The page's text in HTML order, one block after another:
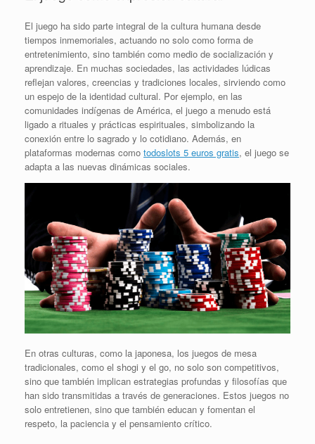
El juego ha sido parte integral de la cultura humana desde
tiempos inmemoriales, actuando no solo como forma de
entretenimiento, sino también como medio de socialización y
aprendizaje. En muchas sociedades, las actividades lúdicas
reflejan valores, creencias y tradiciones locales, sirviendo como
un espejo de la identidad cultural. Por ejemplo, en las
comunidades indígenas de América, el juego a menudo está
ligado a rituales y prácticas espirituales, simbolizando la
conexión entre lo sagrado y lo cotidiano. Además, en
plataformas modernas como todoslots 5 euros gratis, el juego se
adapta a las nuevas dinámicas sociales.
En otras culturas, como la japonesa, los juegos de mesa
tradicionales, como el shogi y el go, no solo son competitivos,
sino que también implican estrategias profundas y filosofías que
han sido transmitidas a través de generaciones. Estos juegos no
solo entretienen, sino que también educan y fomentan el
respeto, la paciencia y el pensamiento crítico.